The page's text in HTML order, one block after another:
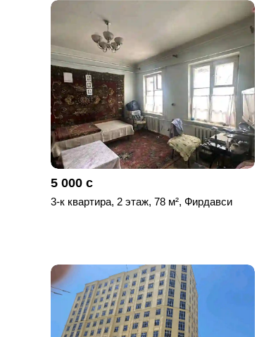
5 000 с
3-к квартира, 2 этаж, 78 м², Фирдавси